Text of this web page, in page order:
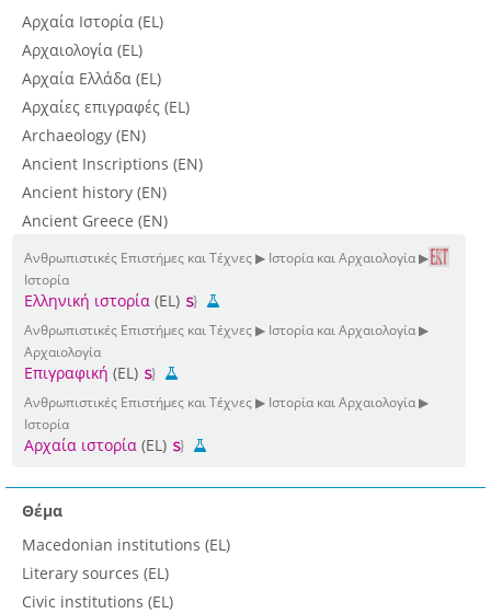
Αρχαία Ιστορία (EL)
Αρχαιολογία (EL)
Αρχαία Ελλάδα (EL)
Αρχαίες επιγραφές (EL)
Archaeology (EN)
Ancient Inscriptions (EN)
Ancient history (EN)
Ancient Greece (EN)
Ανθρωπιστικές Επιστήμες και Τέχνες ▶ Ιστορία και Αρχαιολογία ▶
Ιστορία
Ελληνική ιστορία (EL)
Ανθρωπιστικές Επιστήμες και Τέχνες ▶ Ιστορία και Αρχαιολογία ▶
Αρχαιολογία
Επιγραφική (EL)
Ανθρωπιστικές Επιστήμες και Τέχνες ▶ Ιστορία και Αρχαιολογία ▶
Ιστορία
Αρχαία ιστορία (EL)
Θέμα
Macedonian institutions (EL)
Literary sources (EL)
Civic institutions (EL)